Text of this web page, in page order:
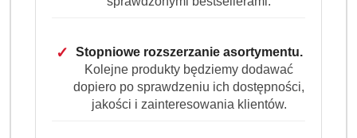
OPIS
PRODUKTU
INFORMACJE
OPINIE
(0)
ZADAJ
PYTANIE
✓
Stopniowe rozszerzanie asortymentu.
Kolejne produkty będziemy dodawać
dopiero po sprawdzeniu ich dostępności,
jakości i zainteresowania klientów.